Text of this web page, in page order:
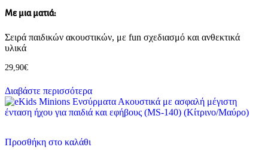
Με μια ματιά:
Σειρά παιδικών ακουστικών, με fun σχεδιασμό και ανθεκτικά
υλικά
29,90€
Διαβάστε περισσότερα
Προσθήκη στο καλάθι